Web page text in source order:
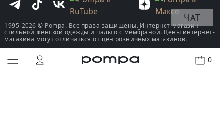
0
КУПИТЬ В ОДИН КЛИК
1995-2026 © Pompa. Все права защищены. Интернет-магазин
стильной женской одежды и пальто с мембраной. Цены интернет-
магазина могут отличаться от цен розничных магазинов.
ЧАТ